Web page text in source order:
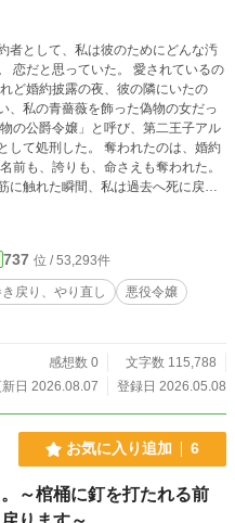
者として、私は彼のためにどんな汚
、私の青薔薇を飾った偽物の女だっ
。 奪われたのは、婚約
前も、誇りも、命さえも奪われた。
に触れた瞬間、私は過去へ死に戻
け渡さない。 今度は私が選
んな未来を掴むのかを。 私を偽
に首を落とされるのは、あなたの番
や情報の
の確認。 ＊1 アイデアの
成には使用しておらず、あくまで作
ルチェックとして利用しています。
737 位 / 53,293件
戻り、やり直し
悪役令嬢
感想数 0
文字数 115,788
日 2026.08.07
登録日 2026.05.08
お気に入り追加 6
～棺桶に釘を打たれる前